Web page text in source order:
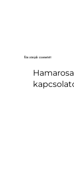
Köszönjük üzenetét!